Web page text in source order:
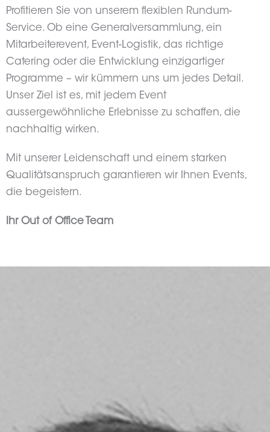
Profitieren Sie von unserem flexiblen Rundum-
Service. Ob eine Generalversammlung, ein
Mitarbeiterevent, Event-Logistik, das richtige
Catering oder die Entwicklung einzigartiger
Programme – wir kümmern uns um jedes Detail.
Unser Ziel ist es, mit jedem Event
aussergewöhnliche Erlebnisse zu schaffen, die
nachhaltig wirken.
Mit unserer Leidenschaft und einem starken
Qualitätsanspruch garantieren wir Ihnen Events,
die begeistern.
Ihr Out of Office Team